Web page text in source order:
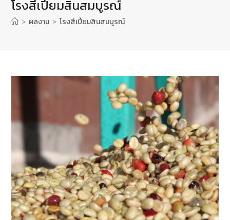
โรงสีเปี่ยมสินสมบูรณ์
> ผลงาน > โรงสีเปี่ยมสินสมบูรณ์